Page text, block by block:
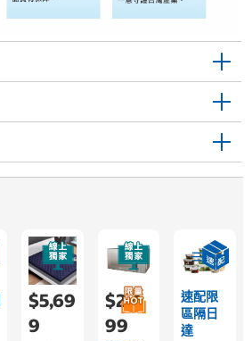
$5,69
9
$2,4
99
速配限
區隔日
達